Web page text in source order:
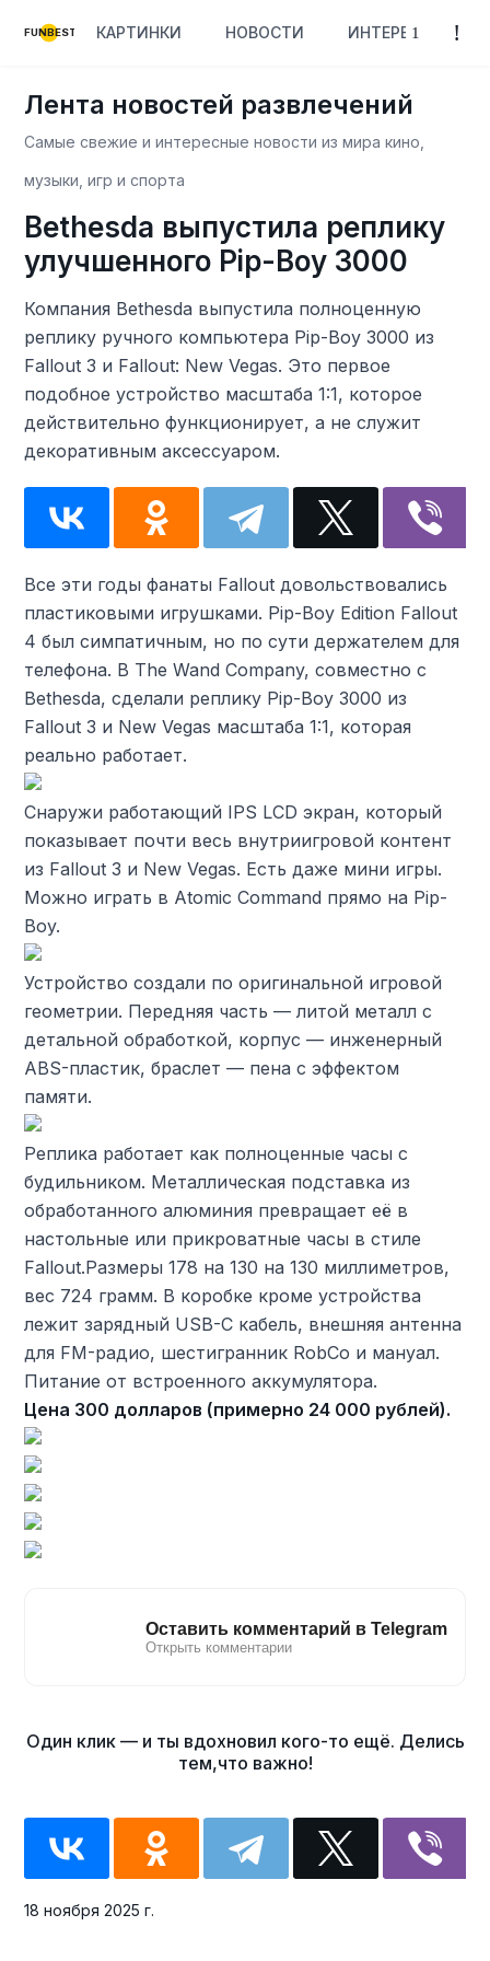
FUNBEST КАРТИНКИ НОВОСТИ ИНТЕРЕСНОЕ
Лента новостей развлечений
Самые свежие и интересные новости из мира кино,
музыки, игр и спорта
Bethesda выпустила реплику
улучшенного Pip-Boy 3000
Компания Bethesda выпустила полноценную
реплику ручного компьютера Pip-Boy 3000 из
Fallout 3 и Fallout: New Vegas. Это первое
подобное устройство масштаба 1:1, которое
действительно функционирует, а не служит
декоративным аксессуаром.
Все эти годы фанаты Fallout довольствовались
пластиковыми игрушками. Pip-Boy Edition Fallout
4 был симпатичным, но по сути держателем для
телефона. В The Wand Company, совместно с
Bethesda, сделали реплику Pip-Boy 3000 из
Fallout 3 и New Vegas масштаба 1:1, которая
реально работает.
Снаружи работающий IPS LCD экран, который
показывает почти весь внутриигровой контент
из Fallout 3 и New Vegas. Есть даже мини игры.
Можно играть в Atomic Command прямо на Pip-
Boy.
Устройство создали по оригинальной игровой
геометрии. Передняя часть — литой металл с
детальной обработкой, корпус — инженерный
ABS-пластик, браслет — пена с эффектом
памяти.
Реплика работает как полноценные часы с
будильником. Металлическая подставка из
обработанного алюминия превращает её в
настольные или прикроватные часы в стиле
Fallout.Размеры 178 на 130 на 130 миллиметров,
вес 724 грамм. В коробке кроме устройства
лежит зарядный USB-C кабель, внешняя антенна
для FM-радио, шестигранник RobCo и мануал.
Питание от встроенного аккумулятора.
Цена 300 долларов (примерно 24 000 рублей).
18 ноября 2025 г.